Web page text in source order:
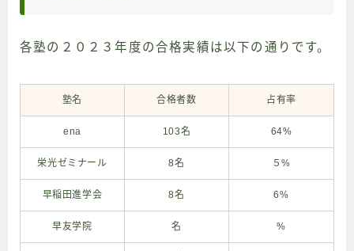
各塾の２０２３年度の合格実績は以下の通りです。
塾名 合格者数 占有率
ena 103名 64%
栄光ゼミナール 8名 ５%
早稲田進学会 8名 6%
早友学院 名 %